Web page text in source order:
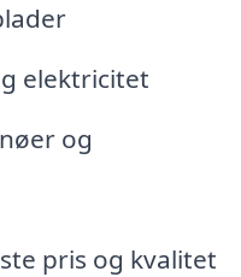
elektricitet
og
pris og kvalitet